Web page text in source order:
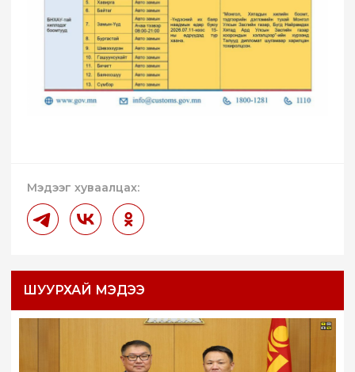
Мэдээг хуваалцах:
ШУУРХАЙ МЭДЭЭ